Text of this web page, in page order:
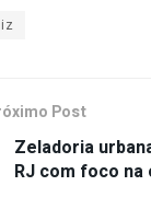
Post
Zeladoria
RJ com foco na